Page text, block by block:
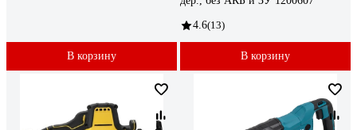
В корзину
4.6(13)
В корзину